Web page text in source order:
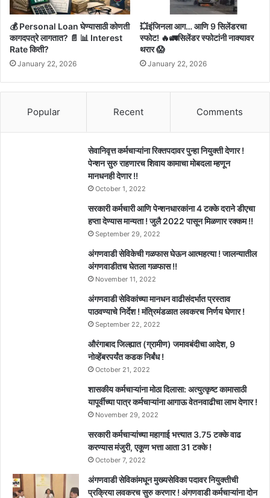
💰 Personal Loan घेण्यासाठी कोणती
कागदपत्रे लागतात? 📄 📊 Interest
Rate किती?
January 22, 2026
💥इंजिनला आग… आणि 9 सिलेंडरचा
स्फोट! 🔥🚛सिलेंडर स्फोटांनी नाक्यावर
थरार 😱
January 22, 2026
Popular Recent Comments
सेवानिवृत्त कर्मचाऱ्यांना रिक्तपदावर पुन्हा नियुक्ती देणार !
पेन्शन सुरु राहणारच शिवाय कामाचा मोबदला म्हणून
मानधनही देणार !!
October 1, 2022
सरकारी कर्मचारी आणि पेन्शनधारकांना 4 टक्के दराने डीएचा
हप्ता देण्यास मान्यता ! जुलै 2022 पासून मिळणार रक्कम !!
September 29, 2022
अंगणवाडी सेविकेची गळफास घेऊन आत्महत्या ! जालन्यातील
अंगणवाडीतच घेतला गळफास !!
November 11, 2022
अंगणवाडी सेविकांच्या मानधन वाढीसंदर्भात प्रस्ताव
पाठवण्याचे निर्देश ! मंत्रिमंडळात लवकरच निर्णय घेणार !
September 22, 2022
औरंगाबाद जिल्ह्यात (ग्रामीण) जमावबंदीचा आदेश, 9
नोव्हेंबरपर्यंत कडक निर्बंध !
October 21, 2022
शासकीय कर्मचाऱ्यांना मोठा दिलासा: अत्युत्कृष्ट कामासाठी
यापूर्वीच्या पात्र कर्मचाऱ्यांना आगाऊ वेतनवाढीचा लाभ देणार !
November 29, 2022
सरकारी कर्मचाऱ्यांच्या महागाई भत्त्यात 3.75 टक्के वाढ
करण्यास मंजुरी, एकूण भत्ता आता 31 टक्के !
October 7, 2022
अंगणवाडी सेविकांमधून मुख्यसेविका पदावर नियुक्तीची
प्रक्रिया लवकरच सुरु करणार ! अंगणवाडी कर्मचाऱ्यांना दोन